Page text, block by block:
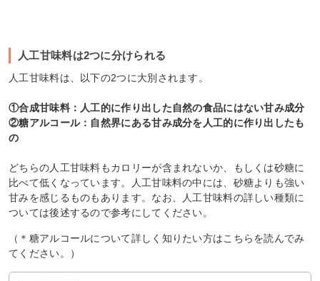
人工甘味料は2つに分けられる
人工甘味料は、以下の2つに大別されます。
①合成甘味料：人工的に作り出した自然の食品にはない甘み成分
②糖アルコール：自然界にある甘み成分を人工的に作り出したも
の
どちらの人工甘味料もカロリーが含まれないか、もしくは砂糖に
比べて低くなっています。人工甘味料の中には、砂糖よりも強い
甘みを感じるものもあります。なお、人工甘味料の詳しい種類に
ついては後述するので参考にしてください。
（＊糖アルコールについて詳しく知りたい方はこちらを読んでみ
てください。）